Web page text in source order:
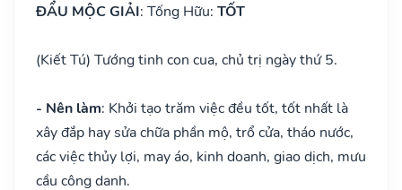
ĐẨU MỘC GIẢI: Tống Hữu: TỐT
(Kiết Tú) Tướng tinh con cua, chủ trị ngày thứ 5.
- Nên làm: Khởi tạo trăm việc đều tốt, tốt nhất là
xây đắp hay sửa chữa phần mộ, trổ cửa, tháo nước,
các việc thủy lợi, may áo, kinh doanh, giao dịch, mưu
cầu công danh.